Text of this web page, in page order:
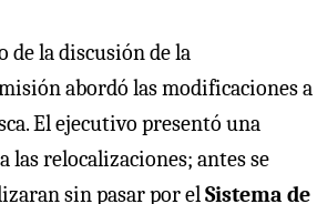
de la discusión de la
abordó las modificaciones a
El ejecutivo presentó una
las relocalizaciones; antes se
sin pasar por elSistema de